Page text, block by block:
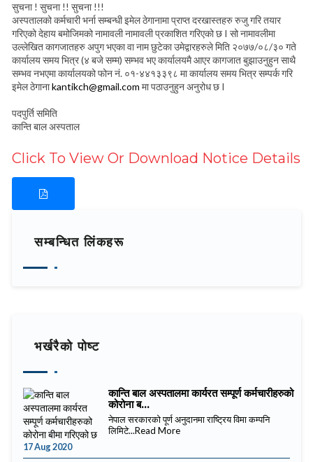
सुचना ! सुचना !! सुचना !!!
अस्पतालको कर्मचारी भर्ना सम्बन्धी इमेल ठेगानामा प्राप्त दरखास्तहरु रुजु गरि तयार
गरिएको देहाय बमोजिमको नामावली नामावली प्रकाशित गरिएको छ I सो नामावलीमा
उल्लेखित कागजातहरु अपुग भएका वा नाम छुटेका उमेद्वारहरुले मिति २०७७/०८/३० गते
कार्यालय समय भित्र (४ बजे सम्म) सम्भव भए कार्यालयमै आएर कागजात बुझाउनुहुन साथै
सम्भव नभएमा कार्यालयको फोन नं. ०१-४४१३३९८ मा कार्यालय समय भित्र सम्पर्क गरि
इमेल ठेगानाkantikch@gmail.com मा पठाउनुहुन अनुरोध छ I
पदपुर्ति समिति
कान्ति बाल अस्पताल
Click To View Or Download Notice Details
सम्बन्धित लिंकहरू
भर्खरैको पोष्ट
17 Aug 2020
कान्ति बाल अस्पतालमा कार्यरत सम्पूर्ण कर्मचारीहरुको
कोरोना ब...
नेपाल सरकारको पूर्ण अनुदानमा राष्ट्रिय विमा कम्पनि
लिमिटे...Read More